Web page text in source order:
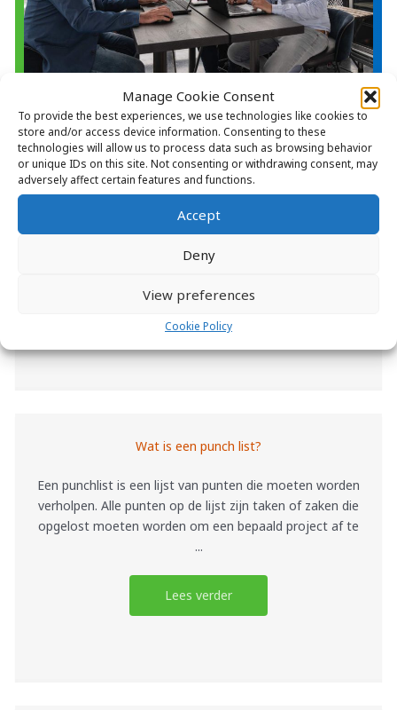
Manage Cookie Consent
To provide the best experiences, we use technologies like cookies to
store and/or access device information. Consenting to these
technologies will allow us to process data such as browsing behavior
or unique IDs on this site. Not consenting or withdrawing consent, may
adversely affect certain features and functions.
Accept
Deny
View preferences
Cookie Policy
Meer FAQ, blogs en artikelen over Lab design
Wat is een vlekkenplan?
Een vlekkenplan is een manier om een laboratorium
gebruik inzichtelijk te maken. Bij de schetsfase van het
ontwerpen van een lab wordt er vaak mee gewerkt. Het
is een overzicht ...
Lees verder
Wat is een punch list?
Een punchlist is een lijst van punten die moeten worden
verholpen. Alle punten op de lijst zijn taken of zaken die
opgelost moeten worden om een bepaald project af te
...
Lees verder